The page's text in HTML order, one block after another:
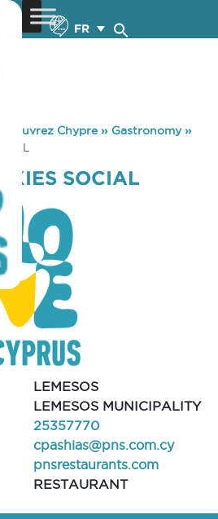
FR
Chypre» Gastronomy»
SOCIAL
LEMESOS
LEMESOS MUNICIPALITY
25357770
cpashias@pns.com.cy
pnsrestaurants.com
RESTAURANT